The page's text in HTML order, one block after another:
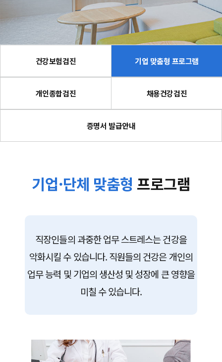
건강보험검진 기업 맞춤형 프로그램
개인종합검진 채용건강검진
증명서 발급안내
기업·단체 맞춤형 프로그램
직장인들의 과중한 업무 스트레스는 건강을
악화시킬 수 있습니다.직원들의 건강은 개인의
업무 능력 및 기업의 생산성 및 성장에 큰 영향을
미칠 수 있습니다.